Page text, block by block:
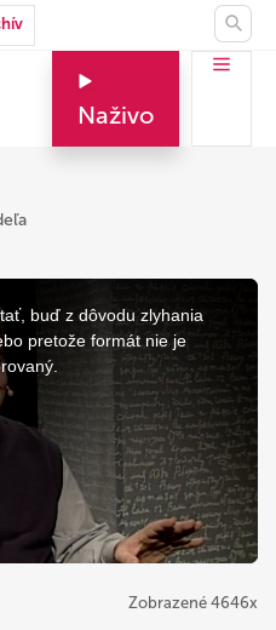
Naživo
buď z dôvodu zlyhania
pretože formát nie je
Zobrazené 4646x